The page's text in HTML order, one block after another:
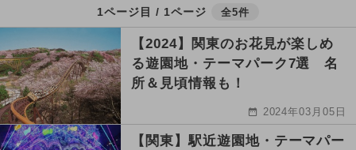
1ページ目 / 1ページ 全5件
【2024】関東のお花見が楽しめ
る遊園地・テーマパーク7選 名
所＆見頃情報も！
2024年03月05日
【関東】駅近遊園地・テーマパー